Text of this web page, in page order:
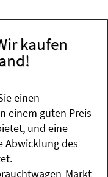
kaufen
einen
einem guten Preis
und eine
Abwicklung des
Markt